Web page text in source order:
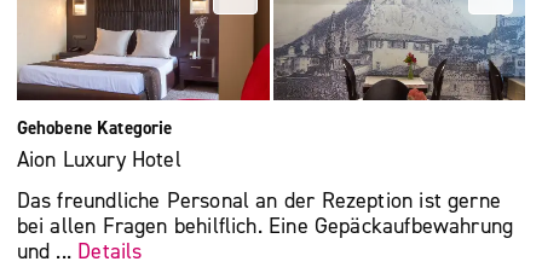
Gehobene Kategorie
Aion Luxury Hotel
Das freundliche Personal an der Rezeption ist gerne
bei allen Fragen behilflich. Eine Gepäckaufbewahrung
und ... Details